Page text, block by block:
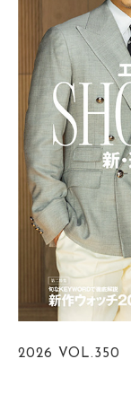
2026 VOL.350